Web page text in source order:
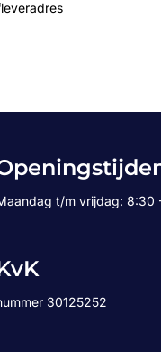
t/m vrijdag: 8:30 - 17:00
30125252